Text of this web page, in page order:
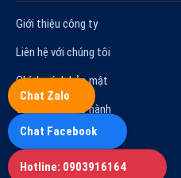
Giới thiệu công ty
Liên hệ với chúng tôi
Chính sách bảo mật
Chính sách bảo hành
Quy trình sửa chữa
Hoạt động công ty
Chat Zalo
Chat Facebook
Hotline: 0903916164